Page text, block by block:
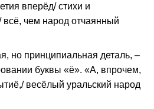
вперёд/ стихи и
всё, чем народ отчаянный
но принципиальная деталь, –
буквы «ё». «А, впрочем,
весёлый уральский народ